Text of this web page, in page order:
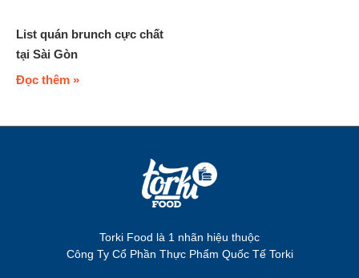
List quán brunch cực chất
tại Sài Gòn
Đọc thêm »
Torki Food là 1 nhãn hiệu thuộc
Công Ty Cổ Phần Thực Phẩm Quốc Tế Torki